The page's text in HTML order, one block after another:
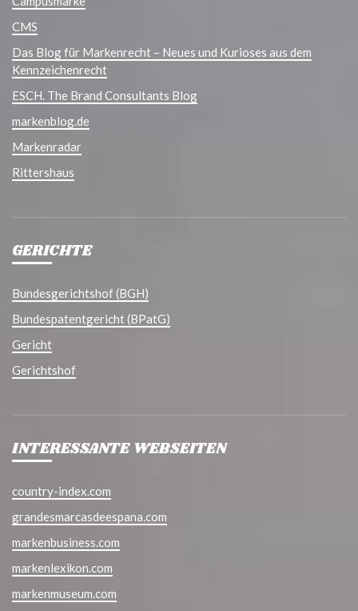
CMS
Das Blog für Markenrecht – Neues und Kurioses aus dem
Kennzeichenrecht
ESCH. The Brand Consultants Blog
markenblog.de
Markenradar
Rittershaus
GERICHTE
Bundesgerichtshof (BGH)
Bundespatentgericht (BPatG)
Gericht
Gerichtshof
INTERESSANTE WEBSEITEN
country-index.com
grandesmarcasdeespana.com
markenbusiness.com
markenlexikon.com
markenmuseum.com